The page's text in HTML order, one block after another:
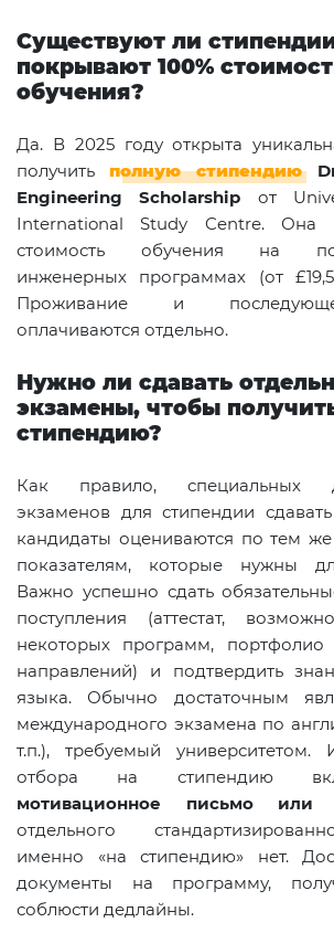
Существуют ли
покрывают 100%
обучения?
Да. В 2025 году открыта
получитьполную стипендиюDr
Engineering Scholarship от
International Study Centre. Она
стоимость обучения на
инженерных программах (от
Проживание и
оплачиваются отдельно.
Нужно ли сдавать
экзамены, чтобы
стипендию?
Как правило, специальных
экзаменов для стипендии
кандидаты оцениваются по тем
показателям, которые нужны
Важно успешно сдать
поступления (аттестат,
некоторых программ, портфолио
направлений) и подтвердить
языка. Обычно достаточным
международного экзамена по
т.п.), требуемый университетом.
отбора на стипендию
мотивационное письмо или
отдельного
именно «на стипендию» нет.
документы на программу,
соблюсти дедлайны.